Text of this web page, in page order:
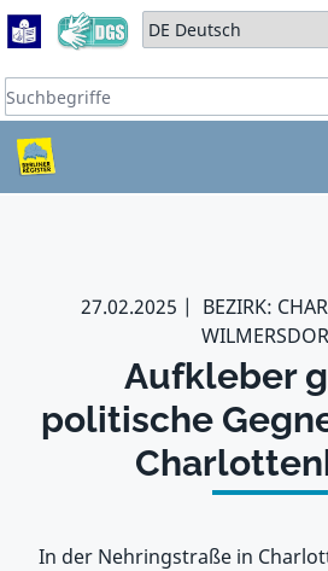
Zum Hauptbereich springen
Zum Hauptmenü springen
Sprache auswählen:
Suchbegriffe:
27.02.2025
BEZIRK:
Aufkleber
politische
In der Nehringstraße in